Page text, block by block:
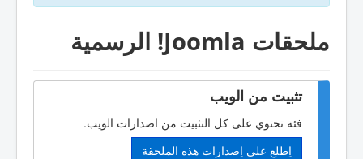
ملحقات Joomla! الرسمية
تثبيت من الويب
فئة تحتوي على كل التثبيت من اصدارات الويب.
اِطلع على اِصدارات هذه الملحقة